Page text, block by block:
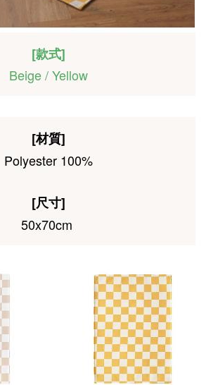
[款式]
Beige / Yellow
[材質]
Polyester 100%
[尺寸]
50x70cm